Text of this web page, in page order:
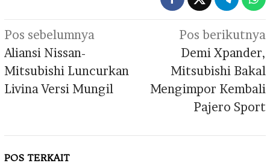
Navigasi
pos
Pos sebelumnya
Aliansi Nissan-
Mitsubishi Luncurkan
Livina Versi Mungil
Pos berikutnya
Demi Xpander,
Mitsubishi Bakal
Mengimpor Kembali
Pajero Sport
POS TERKAIT